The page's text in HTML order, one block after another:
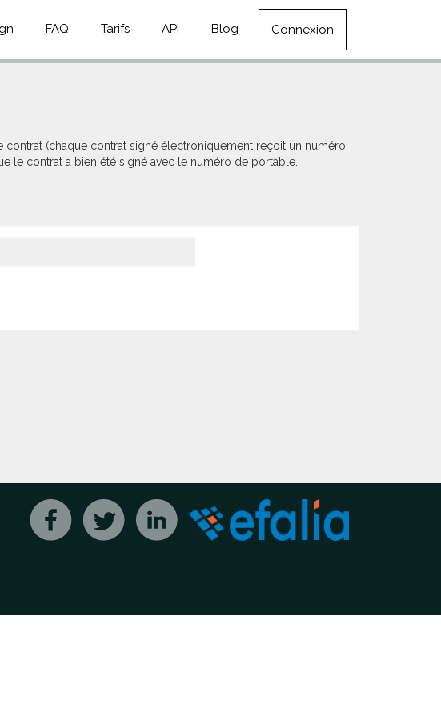
FAQ Tarifs API Blog Connexion
(chaque contrat signé électroniquement reçoit un numéro
le contrat a bien été signé avec le numéro de portable.